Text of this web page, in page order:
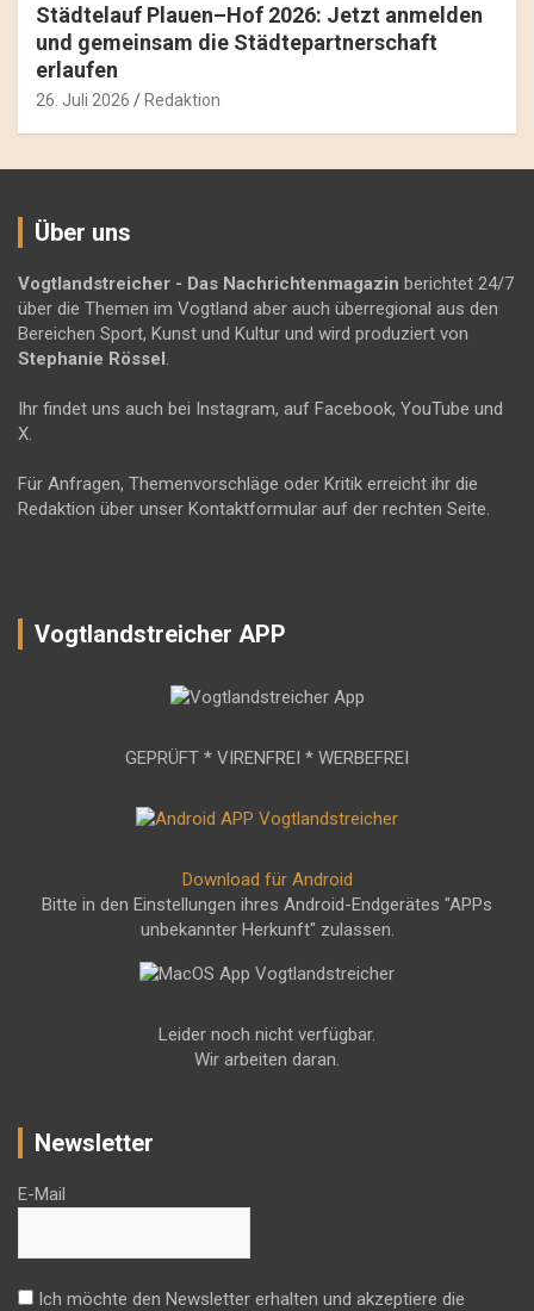
Städtelauf Plauen–Hof 2026: Jetzt anmelden
und gemeinsam die Städtepartnerschaft
erlaufen
26. Juli 2026 Redaktion
Über uns
Vogtlandstreicher - Das Nachrichtenmagazin berichtet 24/7
über die Themen im Vogtland aber auch überregional aus den
Bereichen Sport, Kunst und Kultur und wird produziert von
Stephanie Rössel.
Ihr findet uns auch bei Instagram, auf Facebook, YouTube und
X.
Für Anfragen, Themenvorschläge oder Kritik erreicht ihr die
Redaktion über unser Kontaktformular auf der rechten Seite.
Vogtlandstreicher APP
GEPRÜFT * VIRENFREI * WERBEFREI
Download für Android
Bitte in den Einstellungen ihres Android-Endgerätes "APPs
unbekannter Herkunft" zulassen.
Leider noch nicht verfügbar.
Wir arbeiten daran.
Newsletter
E-Mail
Ich möchte den Newsletter erhalten und akzeptiere die